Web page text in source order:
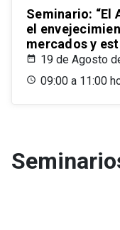
Seminario: “El
el
mercados y
19 de Agosto
09:00 a 11:00